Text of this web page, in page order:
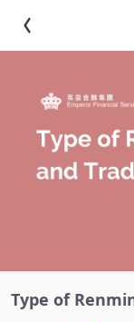
Type of